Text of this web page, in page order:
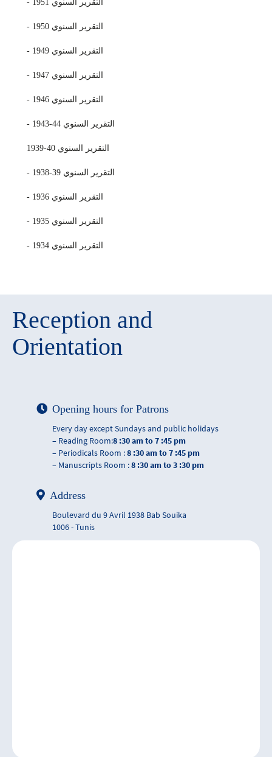
- التقرير السنوي 1951
- التقرير السنوي 1950
- التقرير السنوي 1949
- التقرير السنوي 1947
- التقرير السنوي 1946
- التقرير السنوي 44-1943
التقرير السنوي 40-1939
- التقرير السنوي 39-1938
- التقرير السنوي 1936
- التقرير السنوي 1935
- التقرير السنوي 1934
Reception and
Orientation
Opening hours for Patrons
Every day except Sundays and public holidays
– Reading Room:8 :30 am to 7 :45 pm
– Periodicals Room :8 :30 am to 7 :45 pm
– Manuscripts Room :8 :30 am to 3 :30 pm
Address
Boulevard du 9 Avril 1938 Bab Souika
1006 - Tunis